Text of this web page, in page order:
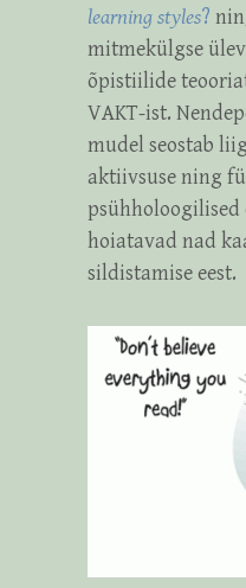
learning styles?
mitmekülgse
õpistiilide
VAKT-ist.
mudel seostab
aktiivsuse ning
psühholoogilised
hoiatavad nad
sildistamise eest.